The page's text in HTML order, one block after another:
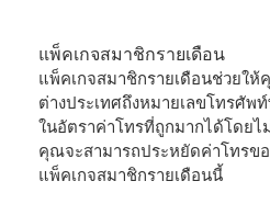
แพ็คเกจสมาชิกรายเดือน
แพ็คเกจสมาชิกรายเดือนช่วยใ
ต่างประเทศถึงหมายเลขโทรศั
ในอัตราค่าโทรที่ถูกมากได้โดย
คุณจะสามารถประหยัดค่าโทรข
แพ็คเกจสมาชิกรายเดือนนี้